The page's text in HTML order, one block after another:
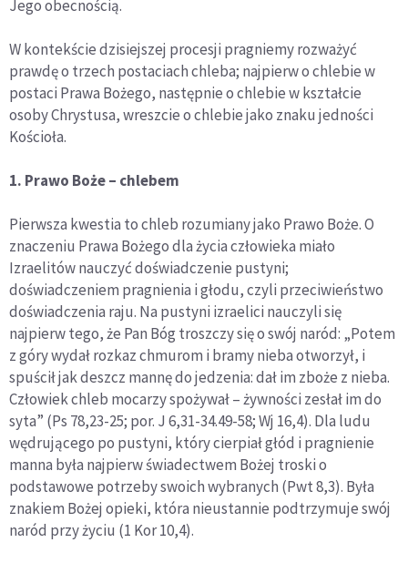
Jego obecnością.
W kontekście dzisiejszej procesji pragniemy rozważyć
prawdę o trzech postaciach chleba; najpierw o chlebie w
postaci Prawa Bożego, następnie o chlebie w kształcie
osoby Chrystusa, wreszcie o chlebie jako znaku jedności
Kościoła.
1. Prawo Boże – chlebem
Pierwsza kwestia to chleb rozumiany jako Prawo Boże. O
znaczeniu Prawa Bożego dla życia człowieka miało
Izraelitów nauczyć doświadczenie pustyni;
doświadczeniem pragnienia i głodu, czyli przeciwieństwo
doświadczenia raju. Na pustyni izraelici nauczyli się
najpierw tego, że Pan Bóg troszczy się o swój naród: „Potem
z góry wydał rozkaz chmurom i bramy nieba otworzył, i
spuścił jak deszcz mannę do jedzenia: dał im zboże z nieba.
Człowiek chleb mocarzy spożywał – żywności zesłał im do
syta” (Ps 78,23-25; por. J 6,31-34.49-58; Wj 16,4). Dla ludu
wędrującego po pustyni, który cierpiał głód i pragnienie
manna była najpierw świadectwem Bożej troski o
podstawowe potrzeby swoich wybranych (Pwt 8,3). Była
znakiem Bożej opieki, która nieustannie podtrzymuje swój
naród przy życiu (1 Kor 10,4).